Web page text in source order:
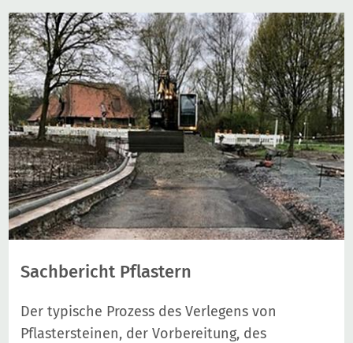
Sachbericht Pflastern
Der typische Prozess des Verlegens von
Pflastersteinen, der Vorbereitung, des